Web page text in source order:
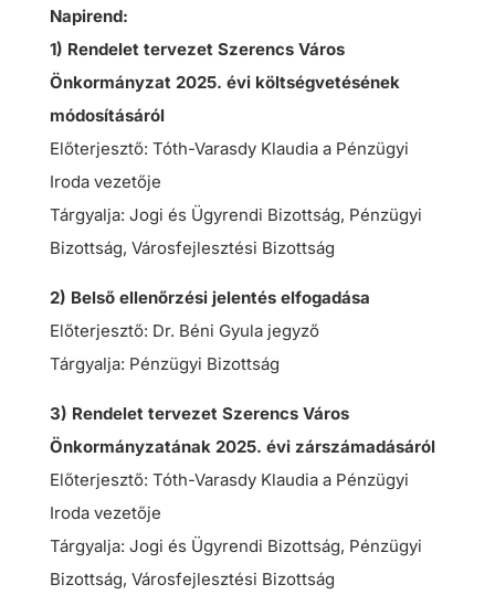
Napirend:
1) Rendelet tervezet Szerencs Város
Önkormányzat 2025. évi költségvetésének
módosításáról
Előterjesztő: Tóth-Varasdy Klaudia a Pénzügyi
Iroda vezetője
Tárgyalja: Jogi és Ügyrendi Bizottság, Pénzügyi
Bizottság, Városfejlesztési Bizottság
2) Belső ellenőrzési jelentés elfogadása
Előterjesztő: Dr. Béni Gyula jegyző
Tárgyalja: Pénzügyi Bizottság
3) Rendelet tervezet Szerencs Város
Önkormányzatának 2025. évi zárszámadásáról
Előterjesztő: Tóth-Varasdy Klaudia a Pénzügyi
Iroda vezetője
Tárgyalja: Jogi és Ügyrendi Bizottság, Pénzügyi
Bizottság, Városfejlesztési Bizottság